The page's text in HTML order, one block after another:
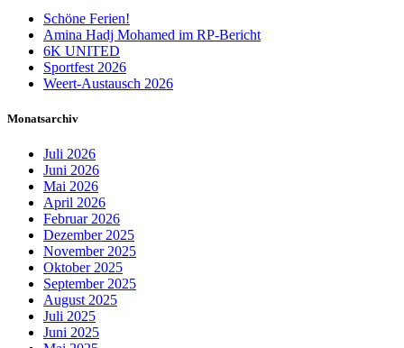
Schöne Ferien!
Amina Hadj Mohamed im RP-Bericht
6K UNITED
Sportfest 2026
Weert-Austausch 2026
Monatsarchiv
Juli 2026
Juni 2026
Mai 2026
April 2026
Februar 2026
Dezember 2025
November 2025
Oktober 2025
September 2025
August 2025
Juli 2025
Juni 2025